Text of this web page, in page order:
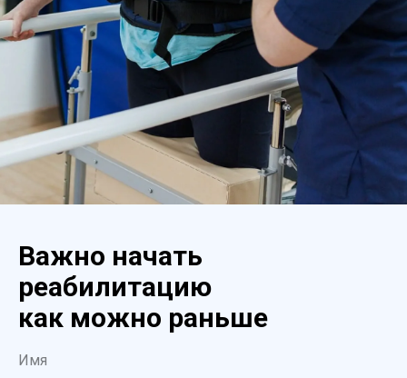
Важно начать
реабилитацию
как можно раньше